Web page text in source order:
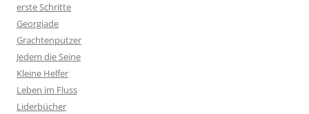
erste Schritte
Georgiade
Grachtenputzer
Jedem die Seine
Kleine Helfer
Leben im Fluss
Liderbücher